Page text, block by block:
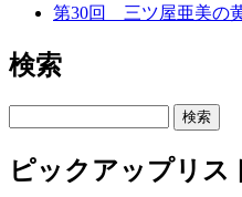
第30回 三ツ屋亜美の
検索
検索
ピックアップリス